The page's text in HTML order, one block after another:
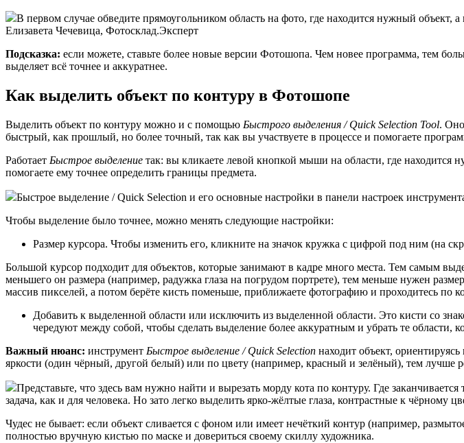
В первом случае обведите прямоугольником область на фото, где находится нужный
Елизавета Чечевица, Фотосклад.Эксперт
Подсказка: если можете, ставьте более новые версии Фотошопа. Чем новее программа, тем
выделяет всё точнее и аккуратнее.
Как выделить объект по контуру в Фотошопе
Выделить объект по контуру можно и с помощью Быстрого выделения / Quick Selection Tool. Оно
быстрый, как прошлый, но более точный, так как вы участвуете в процессе и помогаете
Работает Быстрое выделение так: вы кликаете левой кнопкой мыши на области, где находится
помогаете ему точнее определить границы предмета.
Быстрое выделение / Quick Selection и его основные настройки в панели настроек
Чтобы выделение было точнее, можно менять следующие настройки:
Размер курсора. Чтобы изменить его, кликните на значок кружка с цифрой под ним (на
Большой курсор подходит для объектов, которые занимают в кадре много места. Тем самым
меньшего он размера (например, радужка глаза на погрудом портрете), тем меньше нужен
массив пикселей, а потом берёте кисть поменьше, приближаете фотографию и проходитесь по
Добавить к выделенной области или исключить из выделенной области. Это кисти со
чередуют между собой, чтобы сделать выделение более аккуратным и убрать те области,
Важный нюанс: инструмент Быстрое выделение / Quick Selection находит объект,
яркости (один чёрный, другой белый) или по цвету (например, красный и зелёный), тем лучше
Представьте, что здесь вам нужно найти и вырезать морду кота по контуру. Где
задача, как и для человека. Но зато легко выделить ярко-жёлтые глаза, контрастные к чёрному
Чудес не бывает: если объект сливается с фоном или имеет нечёткий контур (например,
полностью вручную кистью по маске и довериться своему скиллу художника.